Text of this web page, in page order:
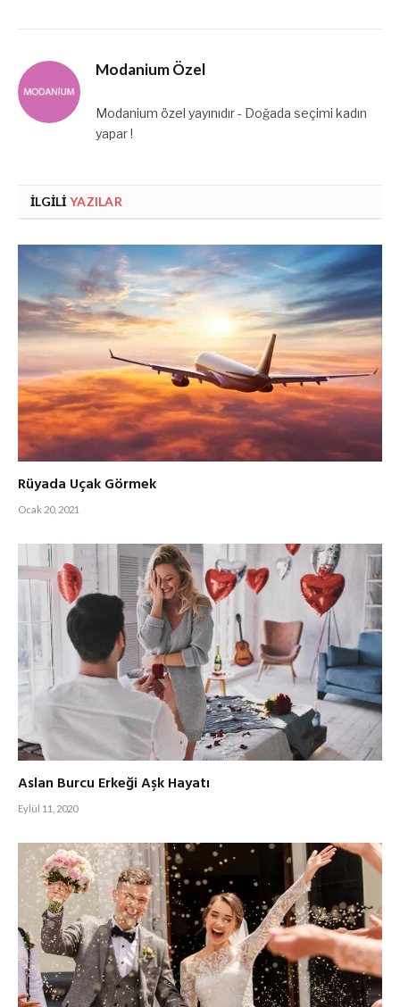
Modanium Özel
Modanium özel yayınıdır - Doğada seçimi kadın
yapar !
İLGILI YAZILAR
Rüyada Uçak Görmek
Ocak 20, 2021
Aslan Burcu Erkeği Aşk Hayatı
Eylül 11, 2020